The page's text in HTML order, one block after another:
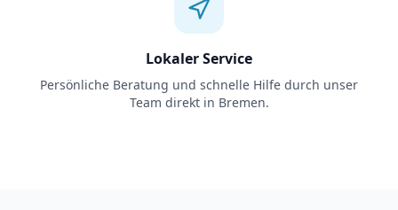
Lokaler Service
Persönliche Beratung und schnelle Hilfe durch unser
Team direkt in Bremen.